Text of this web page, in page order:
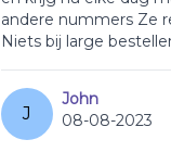
andere nummers Ze
Niets bij large
J
John
08-08-2023